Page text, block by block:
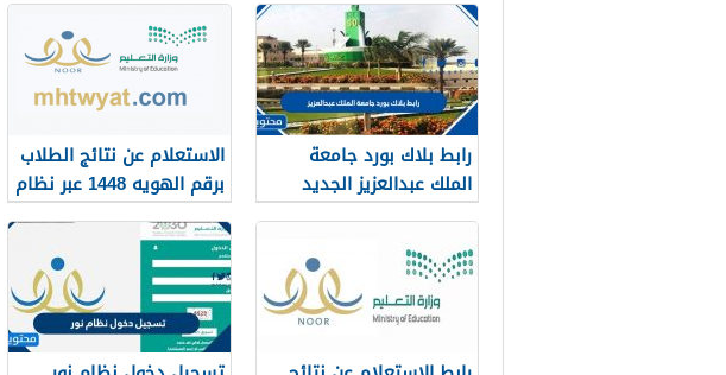
رابط بلاك بورد جامعة
الملك عبدالعزيز الجديد
1448 blackboard kau
الاستعلام عن نتائج الطلاب
برقم الهويه 1448 عبر نظام
نور noor.moe.gov.sa